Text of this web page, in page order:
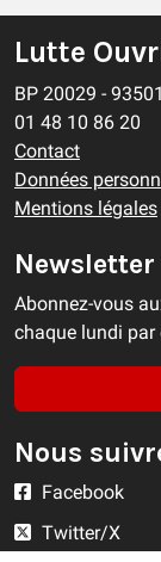
Lutte
BP 20029 -
01 48 10 86 20
Contact
Données
Mentions légales
Newsletter
Abonnez-vous
chaque lundi par
Nous
Facebook
Twitter/X